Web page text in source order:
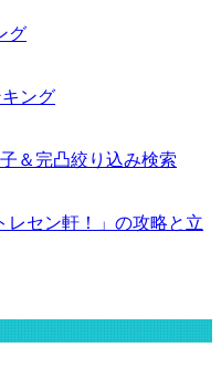
グ
ング
＆完凸絞り込み検索
レセン軒！」の攻略と立